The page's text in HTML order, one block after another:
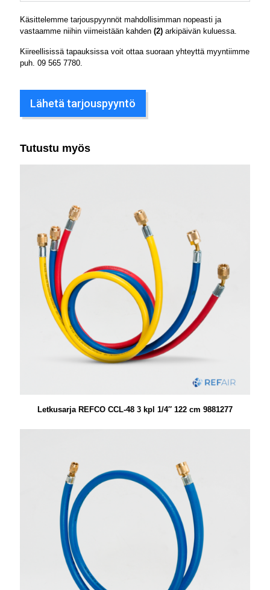
Käsittelemme tarjouspyynnöt mahdollisimman nopeasti ja
vastaamme niihin viimeistään kahden (2) arkipäivän kuluessa.
Kiireellisissä tapauksissa voit ottaa suoraan yhteyttä myyntiimme
puh. 09 565 7780
Lähetä tarjouspyyntö
Tutustu myös
Letkusarja REFCO CCL-48 3 kpl 1/4″ 122 cm 9881277